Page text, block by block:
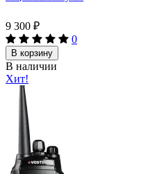
9 300 ₽
0
В корзину
В наличии
Хит!